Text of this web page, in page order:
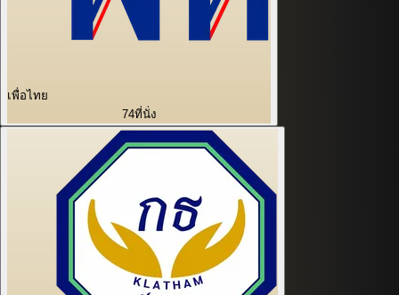
เพื่อไทย
74ที่นั่ง